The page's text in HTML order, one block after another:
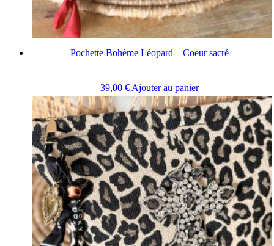
Pochette Bohème Léopard – Coeur sacré
39,00 € Ajouter au panier